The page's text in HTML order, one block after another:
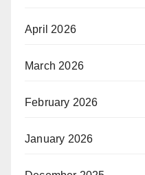
April 2026
March 2026
February 2026
January 2026